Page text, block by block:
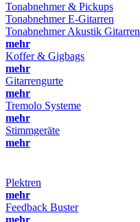
Tonabnehmer & Pickups
Tonabnehmer E-Gitarren
Tonabnehmer Akustik Gitarren
mehr
Koffer & Gigbags
mehr
Gitarrengurte
mehr
Tremolo Systeme
mehr
Stimmgeräte
mehr
Plektren
mehr
Feedback Buster
mehr